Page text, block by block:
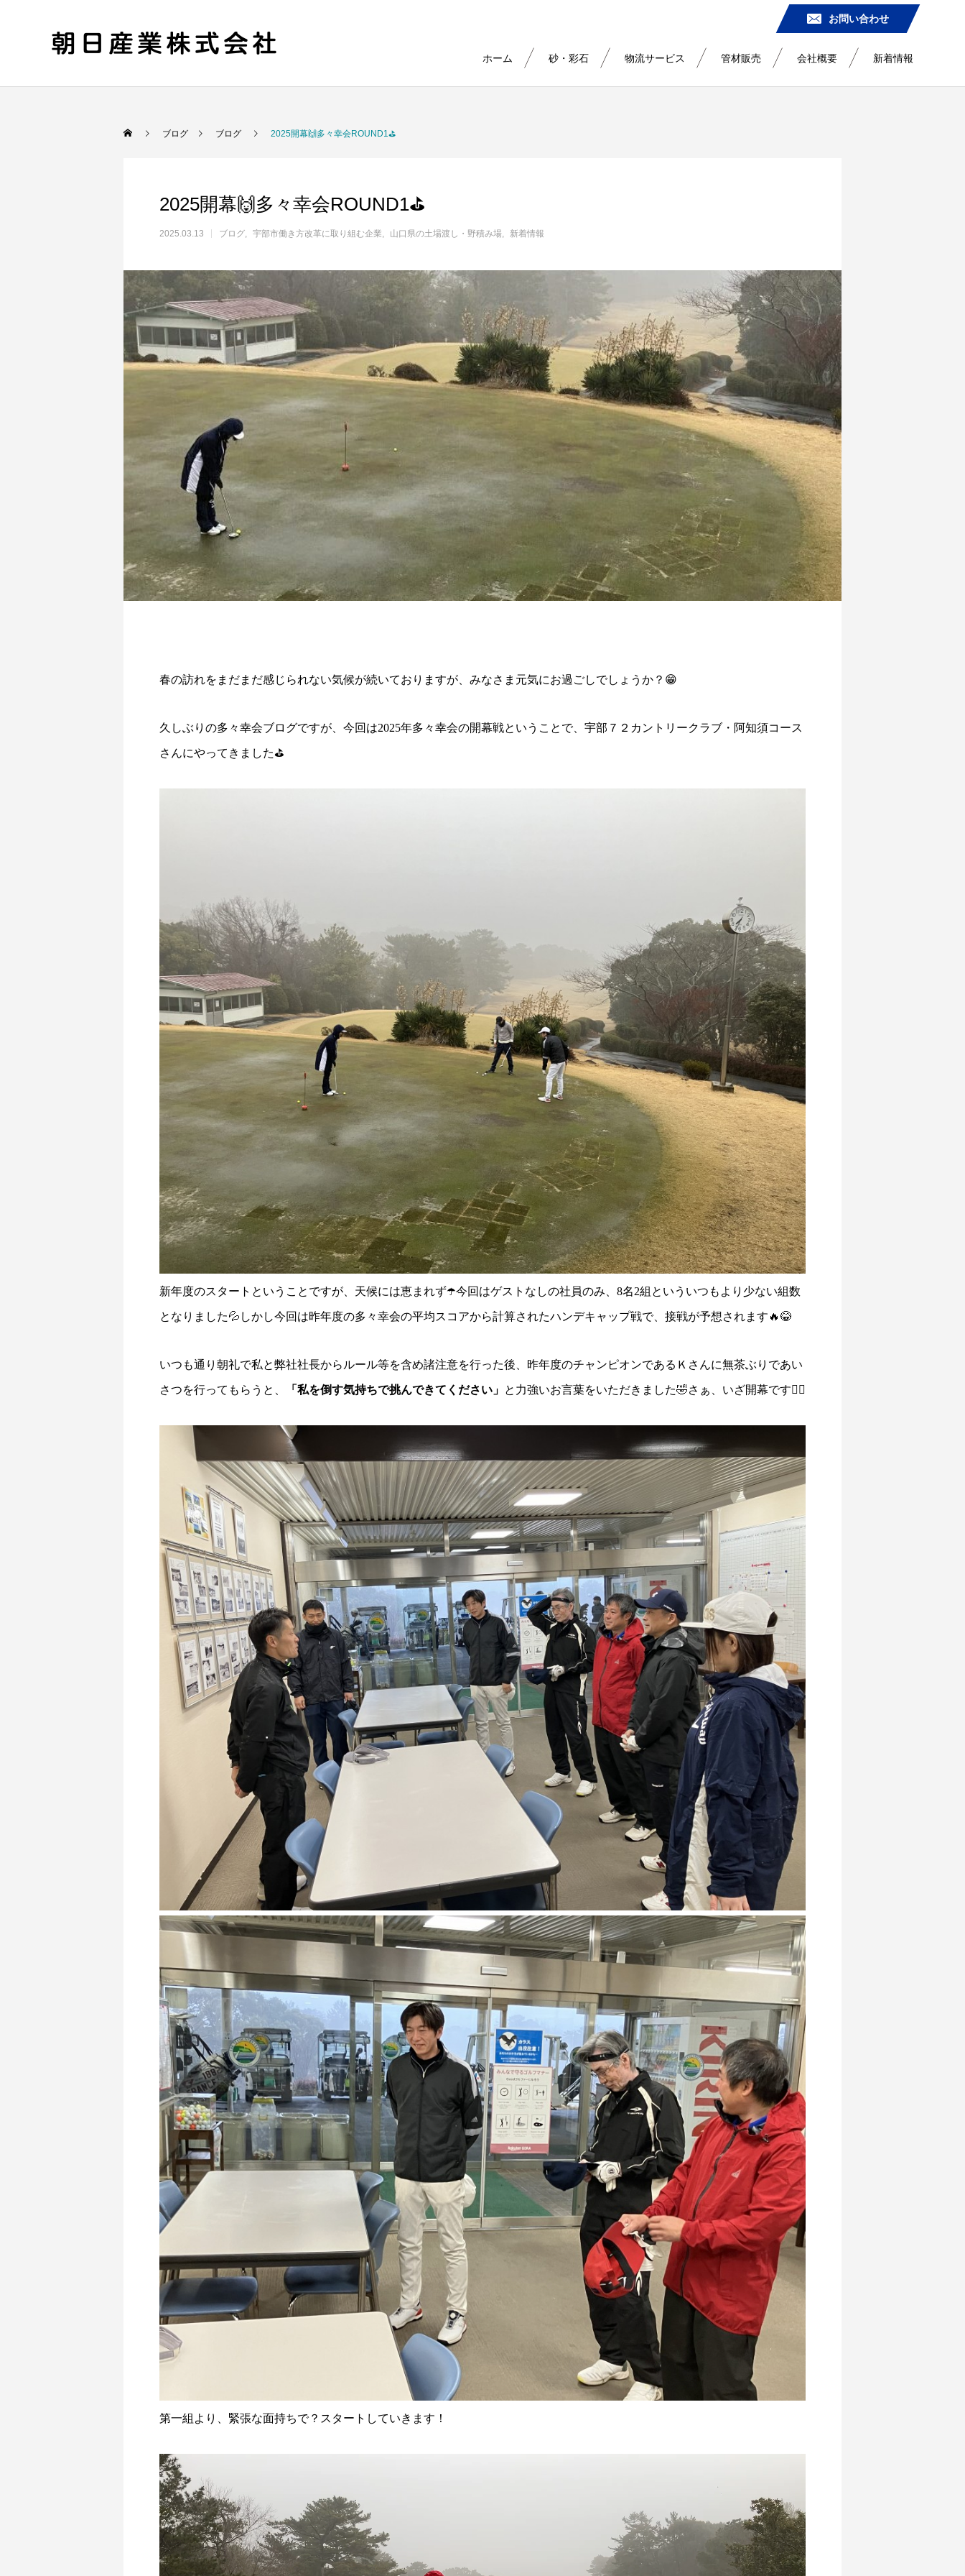
お問い合わせ
ホーム 砂・彩石 物流サービス 管材販売 会社概要 新着情報
ブログ ブログ 2025開幕🙌多々幸会ROUND1⛳
2025開幕🙌多々幸会ROUND1⛳
2025.03.13 ブログ 宇部市働き方改革に取り組む企業 山口県の土場渡し・野積み場 新着情報
春の訪れをまだまだ感じられない気候が続いておりますが、みなさま元気にお過ごしでしょうか？😁
久しぶりの多々幸会ブログですが、今回は2025年多々幸会の開幕戦ということで、宇部７２カントリークラブ・阿知須コース
さんにやってきました⛳
新年度のスタートということですが、天候には恵まれず☂️今回はゲストなしの社員のみ、8名2組といういつもより少ない組数
となりました💦しかし今回は昨年度の多々幸会の平均スコアから計算されたハンデキャップ戦で、接戦が予想されます🔥😂
いつも通り朝礼で私と弊社社長からルール等を含め諸注意を行った後、昨年度のチャンピオンであるＫさんに無茶ぶりであい
さつを行ってもらうと、 「私を倒す気持ちで挑んできてください」 と力強いお言葉をいただきました🤣さぁ、いざ開幕です🏌🏻
第一組より、緊張な面持ちで？スタートしていきます！